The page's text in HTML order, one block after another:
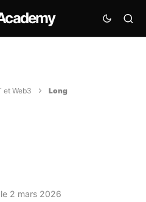
et Web3 Long
2 mars 2026